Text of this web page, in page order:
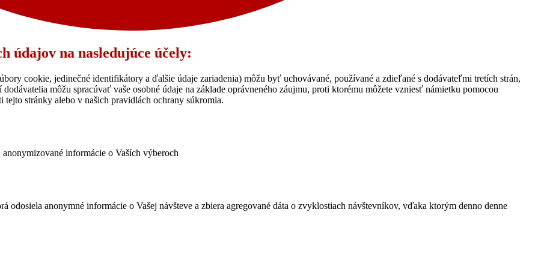
údajov na nasledujúce účely:
cookie, jedinečné identifikátory a ďalšie údaje zariadenia) môžu byť uchovávané, používané a zdieľané s dodávateľmi tretích strán,
môžu spracúvať vaše osobné údaje na základe oprávneného záujmu, proti ktorému môžete vzniesť námietku pomocou
stránky alebo v našich pravidlách ochrany súkromia.
informácie o Vaších výberoch
odosiela anonymné informácie o Vašej návšteve a zbiera agregované dáta o zvyklostiach návštevníkov, vďaka ktorým denno denne